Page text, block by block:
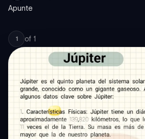
Apunte
1 of 1